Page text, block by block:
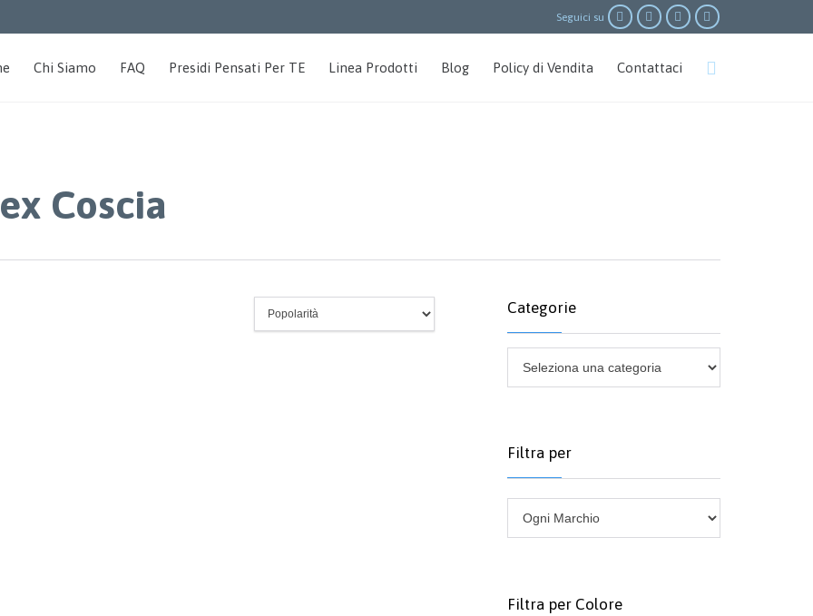
Seguici su    
to
Chi Siamo FAQ Presidi Pensati Per TE Linea Prodotti Blog Policy di Vendita Contattaci 
Coscia
Categorie
Filtra per
Filtra per Colore